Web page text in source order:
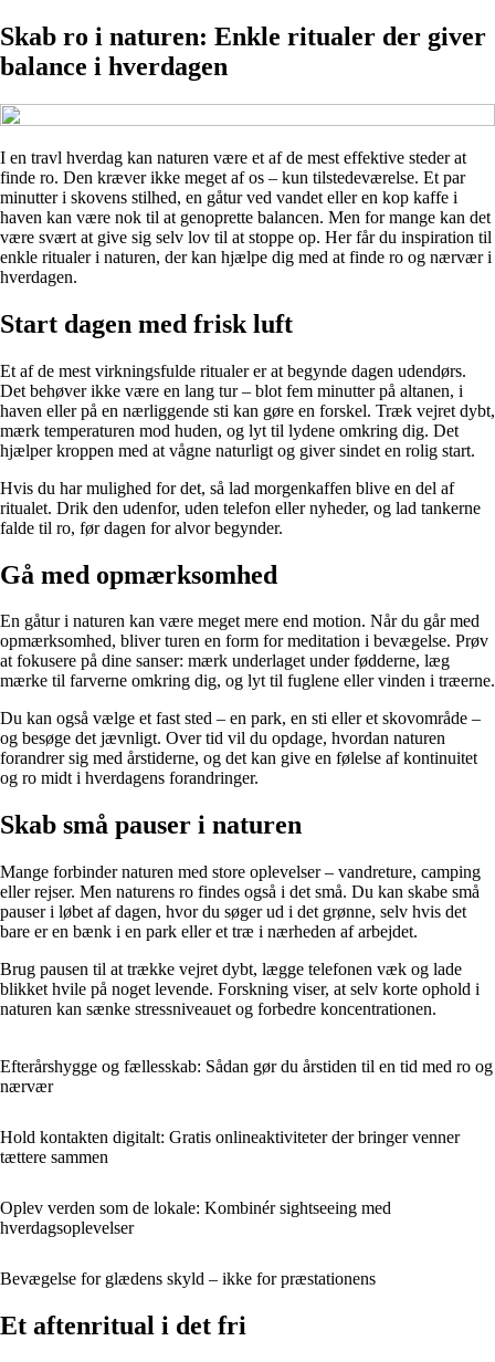
Skab ro i naturen: Enkle ritualer der giver
balance i hverdagen
I en travl hverdag kan naturen være et af de mest effektive steder at
finde ro. Den kræver ikke meget af os – kun tilstedeværelse. Et par
minutter i skovens stilhed, en gåtur ved vandet eller en kop kaffe i
haven kan være nok til at genoprette balancen. Men for mange kan det
være svært at give sig selv lov til at stoppe op. Her får du inspiration til
enkle ritualer i naturen, der kan hjælpe dig med at finde ro og nærvær i
hverdagen.
Start dagen med frisk luft
Et af de mest virkningsfulde ritualer er at begynde dagen udendørs.
Det behøver ikke være en lang tur – blot fem minutter på altanen, i
haven eller på en nærliggende sti kan gøre en forskel. Træk vejret dybt,
mærk temperaturen mod huden, og lyt til lydene omkring dig. Det
hjælper kroppen med at vågne naturligt og giver sindet en rolig start.
Hvis du har mulighed for det, så lad morgenkaffen blive en del af
ritualet. Drik den udenfor, uden telefon eller nyheder, og lad tankerne
falde til ro, før dagen for alvor begynder.
Gå med opmærksomhed
En gåtur i naturen kan være meget mere end motion. Når du går med
opmærksomhed, bliver turen en form for meditation i bevægelse. Prøv
at fokusere på dine sanser: mærk underlaget under fødderne, læg
mærke til farverne omkring dig, og lyt til fuglene eller vinden i træerne.
Du kan også vælge et fast sted – en park, en sti eller et skovområde –
og besøge det jævnligt. Over tid vil du opdage, hvordan naturen
forandrer sig med årstiderne, og det kan give en følelse af kontinuitet
og ro midt i hverdagens forandringer.
Skab små pauser i naturen
Mange forbinder naturen med store oplevelser – vandreture, camping
eller rejser. Men naturens ro findes også i det små. Du kan skabe små
pauser i løbet af dagen, hvor du søger ud i det grønne, selv hvis det
bare er en bænk i en park eller et træ i nærheden af arbejdet.
Brug pausen til at trække vejret dybt, lægge telefonen væk og lade
blikket hvile på noget levende. Forskning viser, at selv korte ophold i
naturen kan sænke stressniveauet og forbedre koncentrationen.
Efterårshygge og fællesskab: Sådan gør du årstiden til en tid med ro og
nærvær
Hold kontakten digitalt: Gratis onlineaktiviteter der bringer venner
tættere sammen
Oplev verden som de lokale: Kombinér sightseeing med
hverdagsoplevelser
Bevægelse for glædens skyld – ikke for præstationens
Et aftenritual i det fri